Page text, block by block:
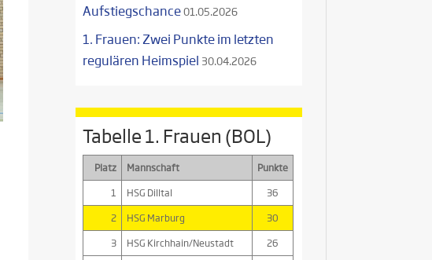
Aufstiegschance01.05.2026
1. Frauen: Zwei Punkte im letzten
regulären Heimspiel 30.04.2026
Tabelle 1. Frauen (BOL)
Platz Mannschaft
Punkte
1
HSG Dilltal
36
2
HSG Marburg
30
3
HSG Kirchhain/Neustadt
26